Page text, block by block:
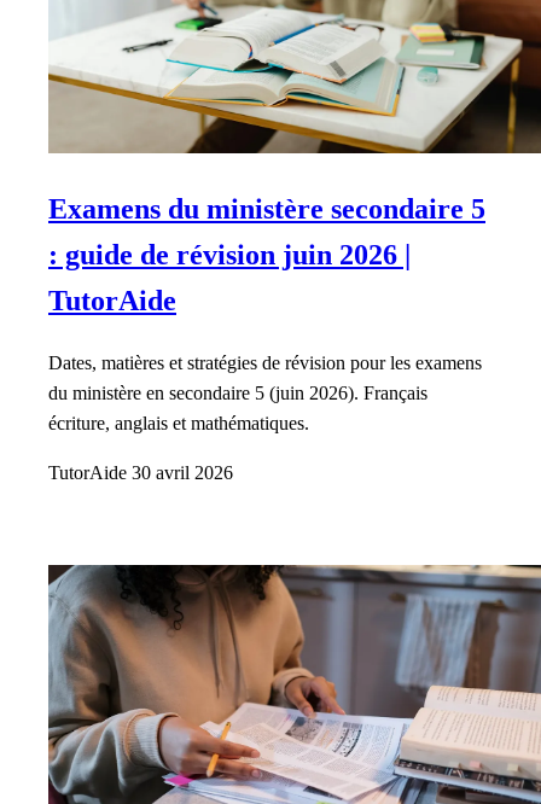
Examens du ministère secondaire 5
: guide de révision juin 2026 |
TutorAide
Dates, matières et stratégies de révision pour les examens
du ministère en secondaire 5 (juin 2026). Français
écriture, anglais et mathématiques.
TutorAide 30 avril 2026